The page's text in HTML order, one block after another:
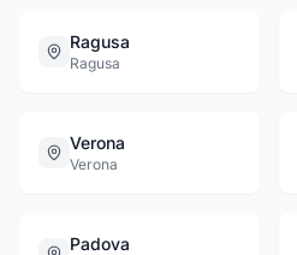
Ragusa
Ragusa
Verona
Verona
Padova